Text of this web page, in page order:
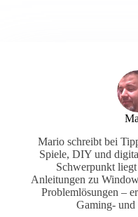
Mario schreibt bei
Spiele, DIY und
Schwerpunkt
Anleitungen zu
Problemlösungen –
Gaming-